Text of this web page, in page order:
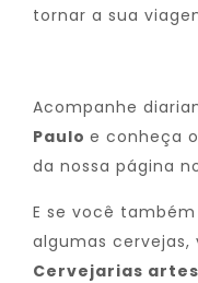
tornar a sua
Acompanhe
Paulo e conheça
da nossa página
E se você
algumas cervejas,
Cervejarias